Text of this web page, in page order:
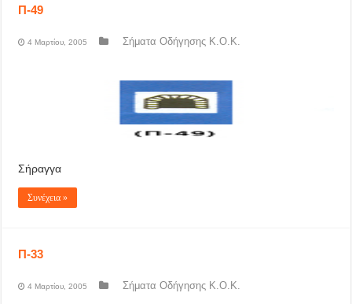
Π-49
4 Μαρτίου, 2005 Σήματα Οδήγησης Κ.Ο.Κ.
Σήραγγα
Συνέχεια »
Π-33
4 Μαρτίου, 2005 Σήματα Οδήγησης Κ.Ο.Κ.